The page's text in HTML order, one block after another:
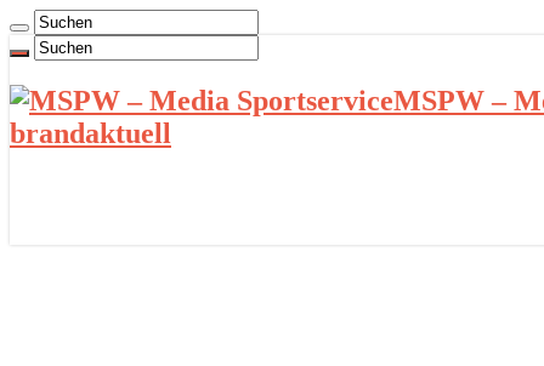
MSPW –
brandaktuell